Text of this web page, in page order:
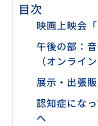
目次
映画上映会
午後の部：
（オンライ
展示・出張
認知症にな
へ